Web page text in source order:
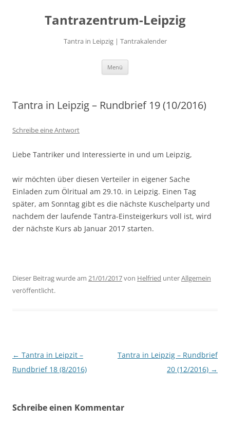
Tantrazentrum-Leipzig
Tantra in Leipzig | Tantrakalender
Menü
Tantra in Leipzig – Rundbrief 19 (10/2016)
Schreibe eine Antwort
Liebe Tantriker und Interessierte in und um Leipzig,
wir möchten über diesen Verteiler in eigener Sache
Einladen zum Ölritual am 29.10. in Leipzig. Einen Tag
später, am Sonntag gibt es die nächste Kuschelparty und
nachdem der laufende Tantra-Einsteigerkurs voll ist, wird
der nächste Kurs ab Januar 2017 starten.
Dieser Beitrag wurde am 21/01/2017von Helfried unterAllgemein
veröffentlicht.
Beitragsnavigation
← Tantra in Leipzit –
Rundbrief 18 (8/2016)
Tantra in Leipzig – Rundbrief
20 (12/2016) →
Schreibe einen Kommentar